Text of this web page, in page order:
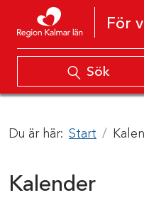
Hoppa till innehåll
För
Sök
Du är här: Start
Kalender